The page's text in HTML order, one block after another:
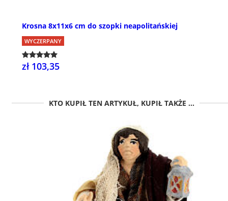
Krosna 8x11x6 cm do szopki neapolitańskiej
WYCZERPANY
zł 103,35
KTO KUPIŁ TEN ARTYKUŁ, KUPIŁ TAKŻE ...